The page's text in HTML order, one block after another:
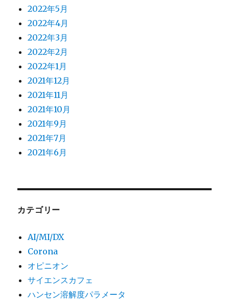
2022年5月
2022年4月
2022年3月
2022年2月
2022年1月
2021年12月
2021年11月
2021年10月
2021年9月
2021年7月
2021年6月
カテゴリー
AI/MI/DX
Corona
オピニオン
サイエンスカフェ
ハンセン溶解度パラメータ